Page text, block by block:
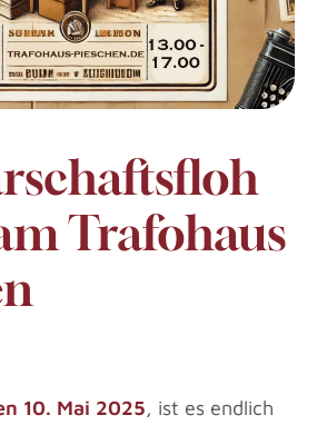
Trafohaus
10. Mai 2025, ist es endlich